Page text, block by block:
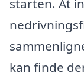
starten. At
kan finde